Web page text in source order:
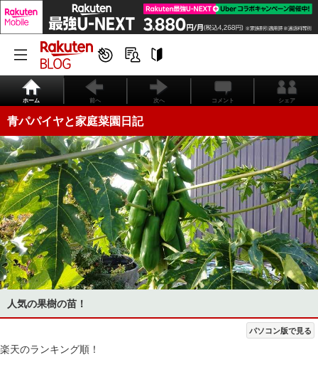
ホーム 前へ 次へ コメント シェア
青パパイヤと家庭菜園日記
人気の果樹の苗！
パソコン版で見る
楽天のランキング順！